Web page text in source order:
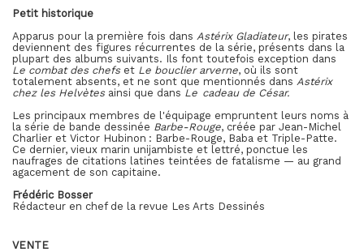
Petit historique
Apparus pour la première fois dans Astérix Gladiateur, les pirates
deviennent des figures récurrentes de la série, présents dans la
plupart des albums suivants. Ils font toutefois exception dans
Le combat des chefset Le bouclier arverne, où ils sont
totalement absents, et ne sont que mentionnés dans Astérix
chez les Helvètesainsi que dans Le cadeau de César.
Les principaux membres de l'équipage empruntent leurs noms à
la série de bande dessinée Barbe-Rouge, créée par Jean-Michel
Charlier et Victor Hubinon : Barbe-Rouge, Baba et Triple-Patte.
Ce dernier, vieux marin unijambiste et lettré, ponctue les
naufrages de citations latines teintées de fatalisme — au grand
agacement de son capitaine.
Frédéric Bosser
Rédacteur en chef de la revue Les Arts Dessinés
VENTE